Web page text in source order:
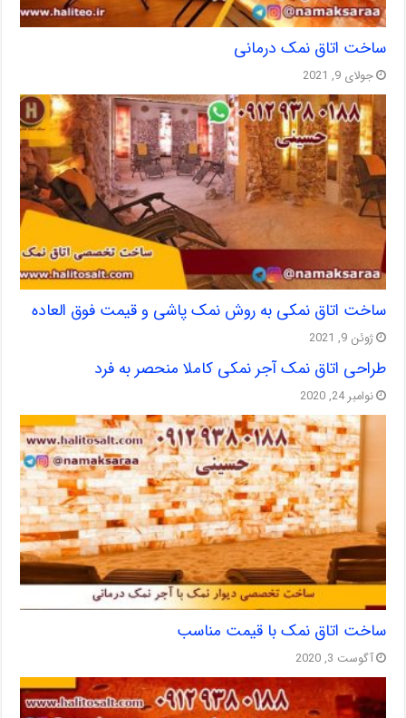
ساخت اتاق نمک درمانی
جولای 9, 2021
ساخت اتاق نمکی به روش نمک پاشی و قیمت فوق العاده
ژوئن 9, 2021
طراحی اتاق نمک آجر نمکی کاملا منحصر به فرد
نوامبر 24, 2020
ساخت اتاق نمک با قیمت مناسب
آگوست 3, 2020